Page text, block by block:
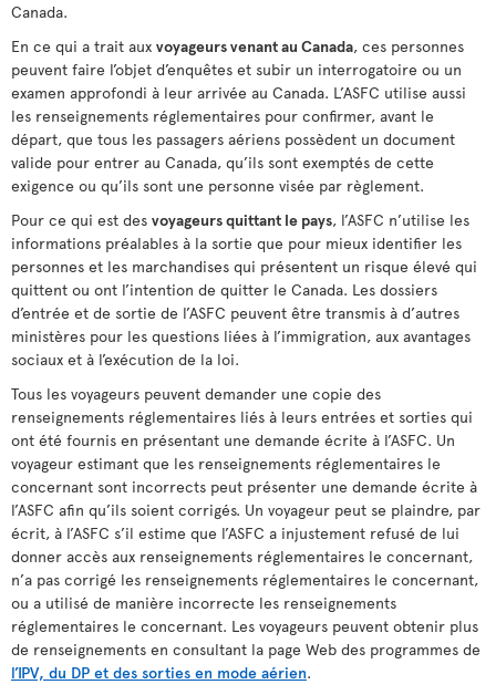
Canada.
En ce qui a trait aux voyageurs venant au Canada, ces personnes
peuvent faire l’objet d’enquêtes et subir un interrogatoire ou un
examen approfondi à leur arrivée au Canada. L’ASFC utilise aussi
les renseignements réglementaires pour confirmer, avant le
départ, que tous les passagers aériens possèdent un document
valide pour entrer au Canada, qu’ils sont exemptés de cette
exigence ou qu’ils sont une personne visée par règlement.
Pour ce qui est des voyageurs quittant le pays, l’ASFC n’utilise les
informations préalables à la sortie que pour mieux identifier les
personnes et les marchandises qui présentent un risque élevé qui
quittent ou ont l’intention de quitter le Canada. Les dossiers
d’entrée et de sortie de l’ASFC peuvent être transmis à d’autres
ministères pour les questions liées à l’immigration, aux avantages
sociaux et à l’exécution de la loi.
Tous les voyageurs peuvent demander une copie des
renseignements réglementaires liés à leurs entrées et sorties qui
ont été fournis en présentant une demande écrite à l’ASFC. Un
voyageur estimant que les renseignements réglementaires le
concernant sont incorrects peut présenter une demande écrite à
l’ASFC afin qu’ils soient corrigés. Un voyageur peut se plaindre, par
écrit, à l’ASFC s’il estime que l’ASFC a injustement refusé de lui
donner accès aux renseignements réglementaires le concernant,
n’a pas corrigé les renseignements réglementaires le concernant,
ou a utilisé de manière incorrecte les renseignements
réglementaires le concernant. Les voyageurs peuvent obtenir plus
de renseignements en consultant la page Web des programmes de
l’IPV, du DP et des sorties en mode aérien.